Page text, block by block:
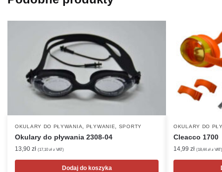
OKULARY DO PŁYWANIA PŁYWANIE SPORTY
Okulary do pływania 2308-04
13,90 zł (17,10 zł z VAT)
Dodaj do koszyka
OKULARY DO
Cleacco 1700
14,99 zł (18,44 zł z VAT)